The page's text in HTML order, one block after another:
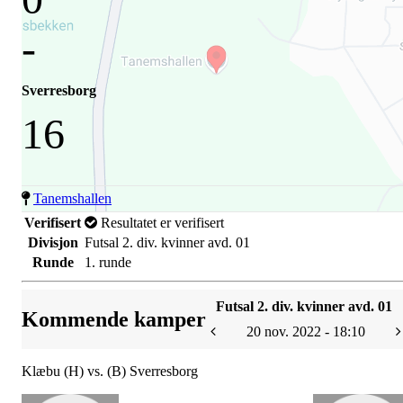
-
Sverresborg
16
Tanemshallen
Verifisert
Resultatet er verifisert
Divisjon Futsal 2. div. kvinner avd. 01
Runde
1. runde
Kommende kamper
Futsal 2. div. kvinner avd. 01
20 nov. 2022 - 18:10
Klæbu (H) vs. (B) Sverresborg